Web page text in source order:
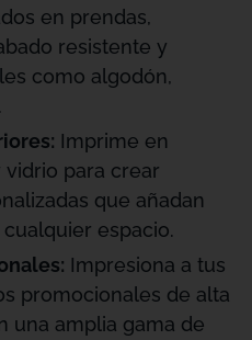
en prendas,
resistente y
como algodón,
Imprime en
para crear
que añadan
espacio.
Impresiona a tus
promocionales de alta
una amplia gama de